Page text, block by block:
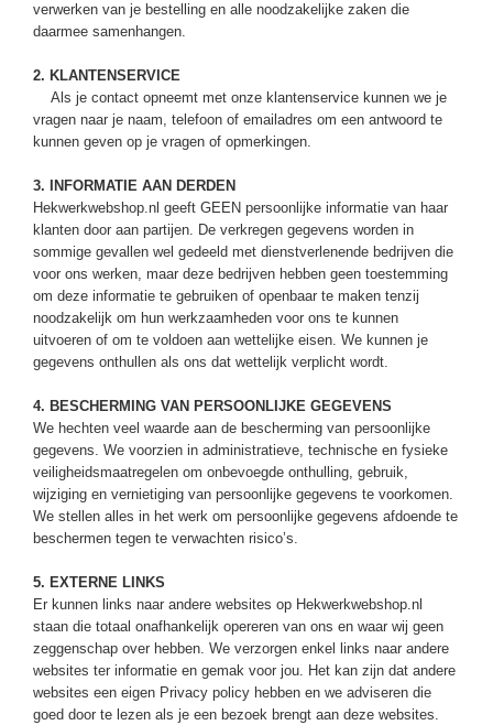
verwerken van je bestelling en alle noodzakelijke zaken die
daarmee samenhangen.
2. KLANTENSERVICE
Als je contact opneemt met onze klantenservice kunnen we je
vragen naar je naam, telefoon of emailadres om een antwoord te
kunnen geven op je vragen of opmerkingen.
3. INFORMATIE AAN DERDEN
Hekwerkwebshop.nl geeft GEEN persoonlijke informatie van haar
klanten door aan partijen. De verkregen gegevens worden in
sommige gevallen wel gedeeld met dienstverlenende bedrijven die
voor ons werken, maar deze bedrijven hebben geen toestemming
om deze informatie te gebruiken of openbaar te maken tenzij
noodzakelijk om hun werkzaamheden voor ons te kunnen
uitvoeren of om te voldoen aan wettelijke eisen. We kunnen je
gegevens onthullen als ons dat wettelijk verplicht wordt.
4. BESCHERMING VAN PERSOONLIJKE GEGEVENS
We hechten veel waarde aan de bescherming van persoonlijke
gegevens. We voorzien in administratieve, technische en fysieke
veiligheidsmaatregelen om onbevoegde onthulling, gebruik,
wijziging en vernietiging van persoonlijke gegevens te voorkomen.
We stellen alles in het werk om persoonlijke gegevens afdoende te
beschermen tegen te verwachten risico’s.
5. EXTERNE LINKS
Er kunnen links naar andere websites op Hekwerkwebshop.nl
staan die totaal onafhankelijk opereren van ons en waar wij geen
zeggenschap over hebben. We verzorgen enkel links naar andere
websites ter informatie en gemak voor jou. Het kan zijn dat andere
websites een eigen Privacy policy hebben en we adviseren die
goed door te lezen als je een bezoek brengt aan deze websites.